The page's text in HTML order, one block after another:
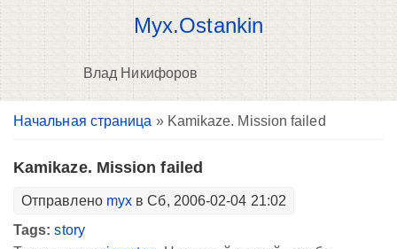
Myx.Ostankin
Влад Никифоров
Вы здесь
Начальная страница » Kamikaze. Mission failed
Kamikaze. Mission failed
Отправлено myx в Сб, 2006-02-04 21:02
Tags:story